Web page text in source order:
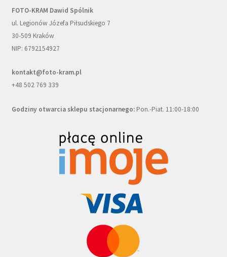
FOTO-KRAM Dawid Spólnik
ul. Legionów Józefa Piłsudskiego 7
30-509 Kraków
NIP: 6792154927
kontakt@foto-kram.pl
+48 502 769 339
Godziny otwarcia sklepu stacjonarnego:Pon.-Piat. 11:00-18:00